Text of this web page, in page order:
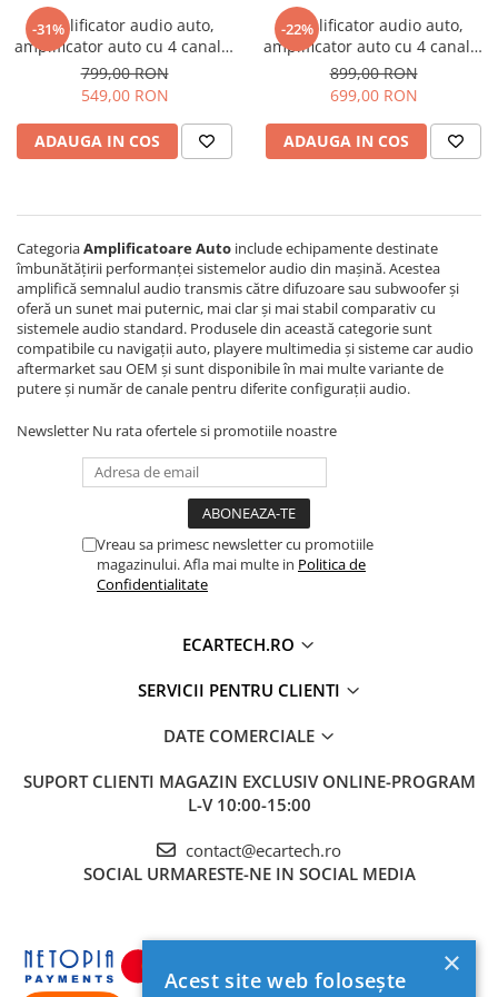
Navigatii Audi
Navigatii BMW
Navigatii Mercedes
Navigatii Fiat
Navigatii Suzuki
Navigatii Mitsubishi
Navigatii Volvo
Navigatii KIA
Navigatii Renault
Navigatii Chevrolet
Navigatii Jeep
Navigatii Porsche
Navigatii Chrysler
Navigatie universala
Playere auto
Navigatii 1 DIN
Navigatie GPS Portabil
Accesorii navigatii
CarPlay&Android Auto
-31%
Amplificator audio auto,
amplificator auto cu 4 canale,
amplificator stereo multicanal
clasa AB, max. 4 x 200W la 4
ohmi / 4 x 400W la 2 ohmi,
putere mare, pentru SUV-uri,
camionete și vehicule off-ro
799,00 RON
549,00 RON
ADAUGA IN COS
-22%
Amplificator audio auto,
amplificator auto cu 4 canale,
amplificator stereo multicanal
clasa D, max. 4 x 420W la 4
ohmi / 4 x 600W la 2 ohmi,
putere mare, pentru SUV-uri,
camionete și vehicule off-roa
899,00 RON
699,00 RON
ADAUGA IN COS
CategoriaAmplificatoare Auto include echipamente destinate
îmbunătățirii performanței sistemelor audio din mașină. Acestea
amplifică semnalul audio transmis către difuzoare sau subwoofer și
oferă un sunet mai puternic, mai clar și mai stabil comparativ cu
sistemele audio standard. Produsele din această categorie sunt
compatibile cu navigații auto, playere multimedia și sisteme car audio
aftermarket sau OEM și sunt disponibile în mai multe variante de
putere și număr de canale pentru diferite configurații audio.
Newsletter Nu rata ofertele si promotiile noastre
Vreau sa primesc newsletter cu promotiile
magazinului. Afla mai multe in Politica de
Confidentialitate
ECARTECH.RO
SERVICII PENTRU CLIENTI
DATE COMERCIALE
SUPORT CLIENTI MAGAZIN EXCLUSIV ONLINE-PROGRAM
L-V 10:00-15:00
contact@ecartech.ro
SOCIAL URMARESTE-NE IN SOCIAL MEDIA
×
Acest site web folosește